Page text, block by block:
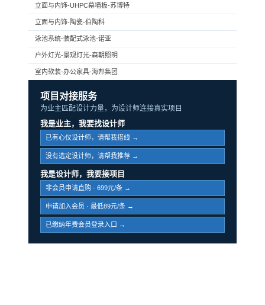
立面与内饰-UHPC幕墙板-苏博特
立面与内饰-陶瓷-伯陶科
泳池系统-装配式泳池-诺亚
户外灯光-景观灯光-森朝照明
室内软装-办公家具-海邦集团
项目对接服务
为业主匹配设计力量，为设计师连接真实项目
我是业主，我要找设计师
已有心仪设计师，请帮我搭线 →
没有选定设计师，请帮我推荐 →
我是设计师，我要接项目
非会员申请直购 · 699元/条 →
申请加入会员 · 最低89元/条 →
已缴纳年费会员登录入口 →